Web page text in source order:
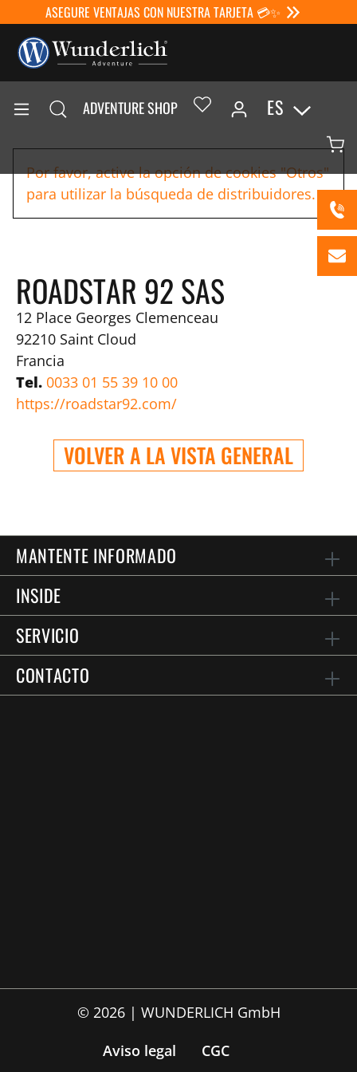
ASEGURE VENTAJAS CON NUESTRA TARJETA 💳✨
ADVENTURE SHOP ES
Por favor, active la opción de cookies "Otros"
para utilizar la búsqueda de distribuidores.
ROADSTAR 92 SAS
12 Place Georges Clemenceau
92210 Saint Cloud
Francia
Tel. 0033 01 55 39 10 00
https://roadstar92.com/
VOLVER A LA VISTA GENERAL
MANTENTE INFORMADO
INSIDE
SERVICIO
CONTACTO
© 2026 | WUNDERLICH GmbH
Aviso legal
CGC